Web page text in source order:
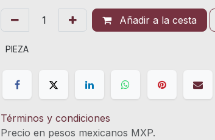
Añadir a la cesta
PIEZA
Términos y condiciones
Precio en pesos mexicanos MXP.